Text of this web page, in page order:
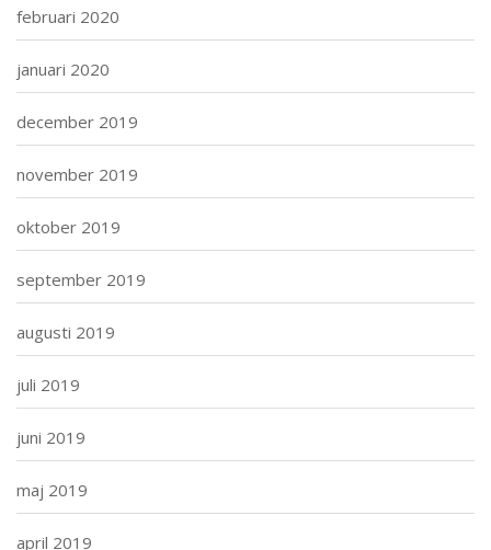
februari 2020
januari 2020
december 2019
november 2019
oktober 2019
september 2019
augusti 2019
juli 2019
juni 2019
maj 2019
april 2019